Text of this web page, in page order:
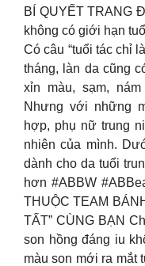
BÍ QUYẾT TRANG
không có giới hạn
Có câu “tuổi tác chỉ
tháng, làn da cũng
xỉn màu, sạm,
Nhưng với những
hợp, phụ nữ trung
nhiên của mình.
dành cho da tuổi
hơn #ABBW
THUỘC TEAM
TẤT” CÙNG BẠN
son hồng đáng iu
màu son mới ra mắt